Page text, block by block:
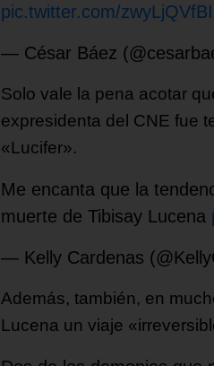
pic.twitter.com/zwyLjQVfBI
— César Báez
Solo vale la pena acotar
expresidenta del CNE fue
«Lucifer».
Me encanta que la
muerte de Tibisay Lucena
— Kelly Cardenas
Además, también, en
Lucena un viaje